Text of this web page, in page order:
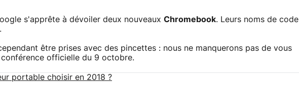
s'apprête à dévoiler deux nouveaux Chromebook. Leurs noms de code
être prises avec des pincettes : nous ne manquerons pas de vous
officielle du 9 octobre.
portable choisir en 2018 ?